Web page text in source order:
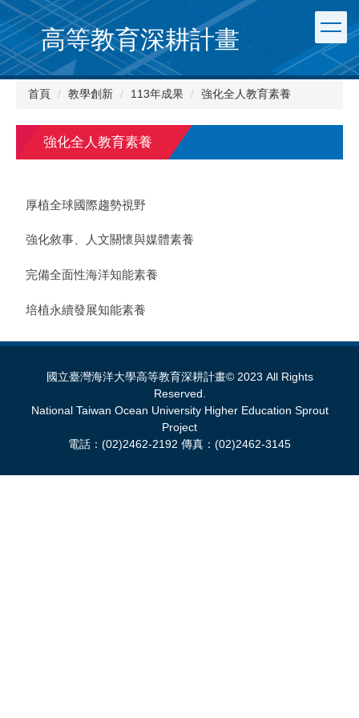
跳
到
主
要
內
高等教育深耕計畫
首頁 教學創新 113年成果 強化全人教育素養
強化全人教育素養
厚植全球國際趨勢視野
強化敘事、人文關懷與媒體素養
完備全面性海洋知能素養
培植永續發展知能素養
國立臺灣海洋大學高等教育深耕計畫© 2023 All Rights
Reserved.
National Taiwan Ocean University Higher Education Sprout
Project
電話：(02)2462-2192 傳真：(02)2462-3145